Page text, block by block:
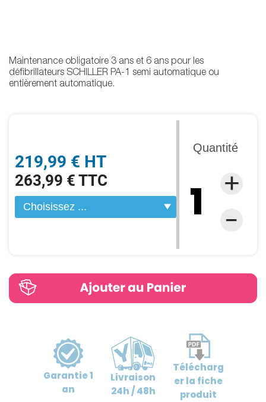
219,99 € HT
263,99 € TTC
Quantité
Maintenance obligatoire 3 ans et 6 ans pour les
défibrillateurs SCHILLER PA-1 semi automatique ou
entièrement automatique.
Garantie1
an
Livraison
24h / 48h
Télécharg
erla fiche
produit